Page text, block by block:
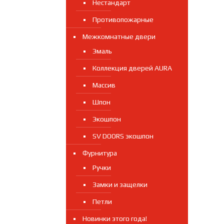
Нестандарт
Противопожарные
Межкомнатные двери
Эмаль
Коллекция дверей AURA
Массив
Шпон
Экошпон
SV DOORS экошпон
Фурнитура
Ручки
Замки и защелки
Петли
Новинки этого года!